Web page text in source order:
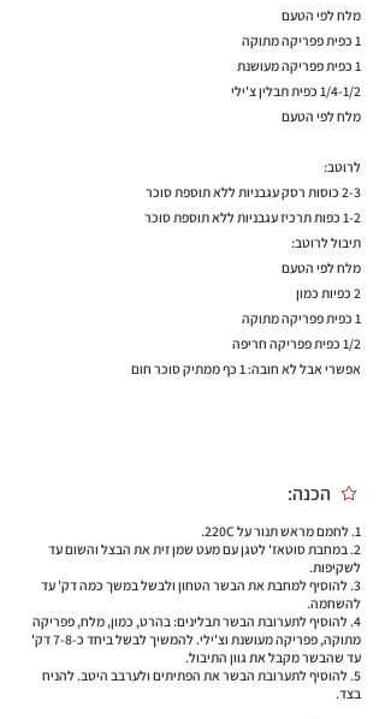
מלח לפי הטעם
1 כפית פפריקה מתוקה
1 כפית פפריקה מעושנת
1/4-1/2 כפית תבלין צ'ילי
מלח לפי הטעם
לרוטב:
2-3 כוסות רסק עגבניות ללא תוספת סוכר
1-2 כפות תרכיז עגבניות ללא תוספת סוכר
תיבול לרוטב:
מלח לפי הטעם
2 כפיות כמון
1 כפית פפריקה מתוקה
1/2 כפית פפריקה חריפה
אפשרי אבל לא חובה: 1 כף ממתיק סוכר חום
הכנה:
1. לחמם מראש תנור על 220C.
2. במחבת סוטאז' לטגן עם מעט שמן זית את הבצל והשום עד
לשקיפות.
3. להוסיף למחבת את הבשר הטחון ולבשל במשך כמה דק' עד
להשחמה.
4. להוסיף לתערובת הבשר תבלינים: בהרט, כמון, מלח, פפריקה
מתוקה, פפריקה מעושנת וצ'ילי. להמשיך לבשל ביחד כ-7-8 דק'
עד שהבשר מקבל את גוון התיבול.
5. להוסיף לתערובת הבשר את הפתיתים ולערבב היטב. להניח
בצד.